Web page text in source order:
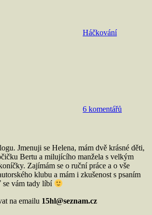
Háčkování
6 komentářů
Jmenuji se Helena, mám dvě krásné děti,
Bertu a milujícího manžela s velkým
Zajímám se o ruční práce a o vše
klubu a mám i zkušenost s psaním
vám tady líbí
na emailu 15hl@seznam.cz